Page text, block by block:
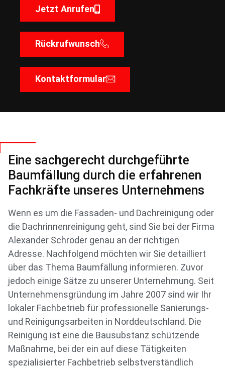
Jetzt Anrufen
Rückrufwunsch
Kontaktformular
Eine sachgerecht durchgeführte
Baumfällung durch die erfahrenen
Fachkräfte unseres Unternehmens
Wenn es um die Fassaden- und Dachreinigung oder
die Dachrinnenreinigung geht, sind Sie bei der Firma
Alexander Schröder genau an der richtigen
Adresse. Nachfolgend möchten wir Sie detailliert
über das Thema Baumfällung informieren. Zuvor
jedoch einige Sätze zu unserer Unternehmung. Seit
Unternehmensgründung im Jahre 2007 sind wir Ihr
lokaler Fachbetrieb für professionelle Sanierungs-
und Reinigungsarbeiten in Norddeutschland. Die
Reinigung ist eine die Bausubstanz schützende
Maßnahme, bei der ein auf diese Tätigkeiten
spezialisierter Fachbetrieb selbstverständlich